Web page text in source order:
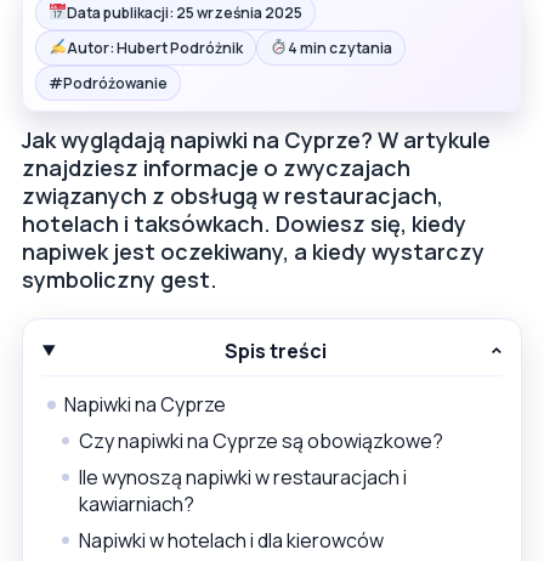
Data publikacji: 25 września 2025
Autor: Hubert Podróżnik
4 min czytania
#Podróżowanie
Jak wyglądają napiwki na Cyprze? W artykule
znajdziesz informacje o zwyczajach
związanych z obsługą w restauracjach,
hotelach i taksówkach. Dowiesz się, kiedy
napiwek jest oczekiwany, a kiedy wystarczy
symboliczny gest.
Spis treści
Napiwki na Cyprze
Czy napiwki na Cyprze są obowiązkowe?
Ile wynoszą napiwki w restauracjach i
kawiarniach?
Napiwki w hotelach i dla kierowców